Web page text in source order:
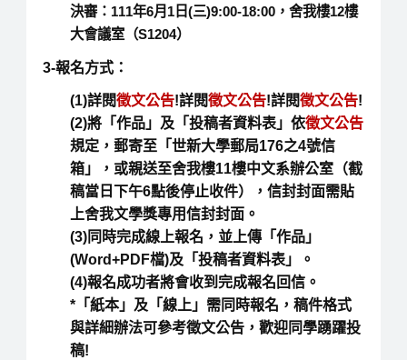
決審：111年6月1日(三)9:00-18:00，舍我樓12樓
大會議室（S1204）
3-報名方式：
(1)詳閱徵文公告!詳閱徵文公告!詳閱徵文公告!
(2)將「作品」及「投稿者資料表」依徵文公告
規定， 郵寄至「世新大學郵局176之4號信
箱」，或親送至舍我樓11樓中文系辦公室（截
稿當日下午6點後停止收件），信封封面需貼
上舍我文學獎專用信封封面。
(3)同時完成線上報名，並上傳「作品」
(Word+PDF檔)及「投稿者資料表」。
(4)報名成功者將會收到完成報名回信。
*「紙本」及「線上」需同時報名，稿件格式
與詳細辦法可參考徵文公告，歡迎同學踴躍投
稿!